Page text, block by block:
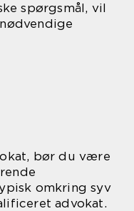
spørgsmål, vil
bør du være
omkring syv
advokat.